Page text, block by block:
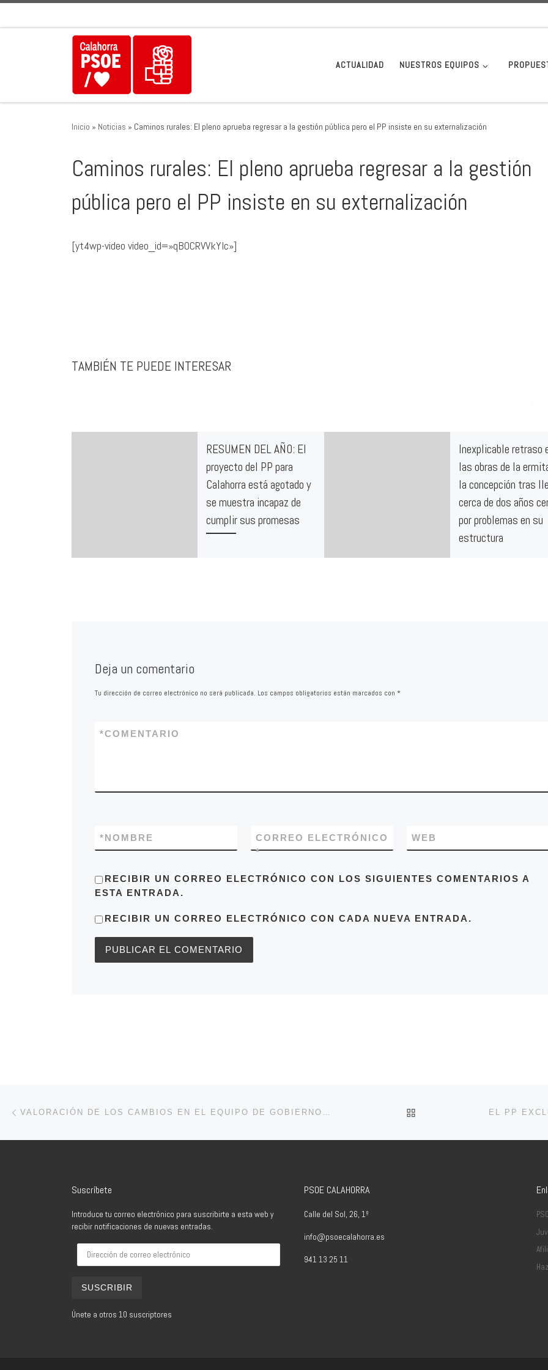
ACTUALIDAD NUESTROS EQUIPOS
Inicio » Noticias » Caminos rurales: El pleno aprueba regresar a la gestión pública pero el PP insiste en su externalización
Caminos rurales: El pleno aprueba regresar a la gestión
pública pero el PP insiste en su externalización
[yt4wp-video video_id=»qBOCRVVkYIc»]
TAMBIÉN TE PUEDE INTERESAR
RESUMEN DEL AÑO: El
proyecto del PP para
Calahorra está agotado y
se muestra incapaz de
cumplir sus promesas
Inexplicable retraso
las obras de la
la concepción tras
cerca de dos años
por problemas en su
estructura
Deja un comentario
Tu dirección de correo electrónico no será publicada. Los campos obligatorios están marcados con *
COMENTARIO
*
NOMBRE
*
CORREO ELECTRÓNICO
*
WEB
RECIBIR UN CORREO ELECTRÓNICO CON LOS SIGUIENTES COMENTARIOS A
ESTA ENTRADA.
RECIBIR UN CORREO ELECTRÓNICO CON CADA NUEVA ENTRADA.
Navegación de entradas VOLVER A LA LISTA DE
Suscríbete
Introduce tu correo electrónico para suscribirte a esta web y
recibir notificaciones de nuevas entradas.
SUSCRIBIR
Únete a otros 10 suscriptores
PSOE CALAHORRA
Calle del Sol, 26, 1º
info@psoecalahorra.es
941 13 25 11